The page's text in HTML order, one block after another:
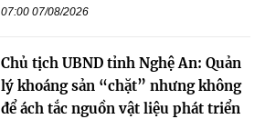
07:00 07/08/2026
Chủ tịch UBND tỉnh Nghệ An: Quản
lý khoáng sản “chặt” nhưng không
để ách tắc nguồn vật liệu phát triển